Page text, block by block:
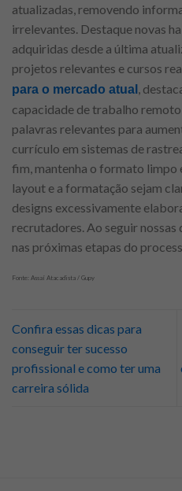
atualizadas, removendo
irrelevantes. Destaque novas
adquiridas desde a última
projetos relevantes e cursos
para o mercado atual
,
capacidade de trabalho
palavras relevantes para
currículo em sistemas de
fim, mantenha o formato limpo
layout e a formatação sejam
designs excessivamente
recrutadores. Ao seguir nossas
nas próximas etapas do
Fonte: Assaí Atacadista / Gupy
Confira essas dicas para
conseguir ter sucesso
profissional e como ter uma
carreira sólida